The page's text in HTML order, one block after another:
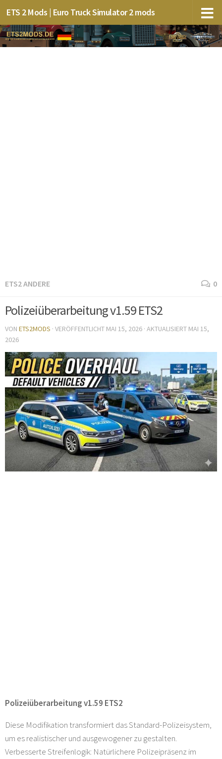
ETS 2 Mods | Euro Truck Simulator 2 mods
ETS2 ANDERE 0
Polizeiüberarbeitung v1.59 ETS2
VON ETS2MODS · VERÖFFENTLICHT MAI 15, 2026 · AKTUALISIERT MAI 15,
2026
Polizeiüberarbeitung v1.59 ETS2
Diese Modifikation transformiert das Standard-Polizeisystem,
um es realistischer und ausgewogener zu gestalten.
Verbesserte Streifenlogik: Natürlichere Polizeipräsenz im